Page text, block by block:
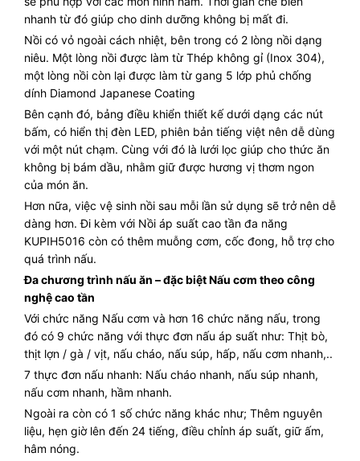
nhanh từ đó giúp cho dinh dưỡng không bị mất đi.
Nồi có vỏ ngoài cách nhiệt, bên trong có 2 lòng nồi dạng
niêu. Một lòng nồi được làm từ Thép không gỉ (Inox 304),
một lòng nồi còn lại được làm từ gang 5 lớp phủ chống
dính Diamond Japanese Coating
Bên cạnh đó, bảng điều khiển thiết kế dưới dạng các nút
bấm, có hiển thị đèn LED, phiên bản tiếng việt nên dễ dùng
với một nút chạm. Cùng với đó là lưới lọc giúp cho thức ăn
không bị bám dầu, nhằm giữ được hương vị thơm ngon
của món ăn.
Hơn nữa, việc vệ sinh nồi sau mỗi lần sử dụng sẽ trở nên dễ
dàng hơn. Đi kèm với Nồi áp suất cao tần đa năng
KUPIH5016 còn có thêm muỗng cơm, cốc đong, hỗ trợ cho
quá trình nấu.
Đa chương trình nấu ăn – đặc biệt Nấu cơm theo công
nghệ cao tần
Với chức năng Nấu cơm và hơn 16 chức năng nấu, trong
đó có 9 chức năng với thực đơn nấu áp suất như: Thịt bò,
thịt lợn / gà / vịt, nấu cháo, nấu súp, hấp, nấu cơm nhanh,..
7 thực đơn nấu nhanh: Nấu cháo nhanh, nấu súp nhanh,
nấu cơm nhanh, hầm nhanh.
Ngoài ra còn có 1 số chức năng khác như; Thêm nguyên
liệu, hẹn giờ lên đến 24 tiếng, điều chỉnh áp suất, giữ ấm,
hâm nóng.